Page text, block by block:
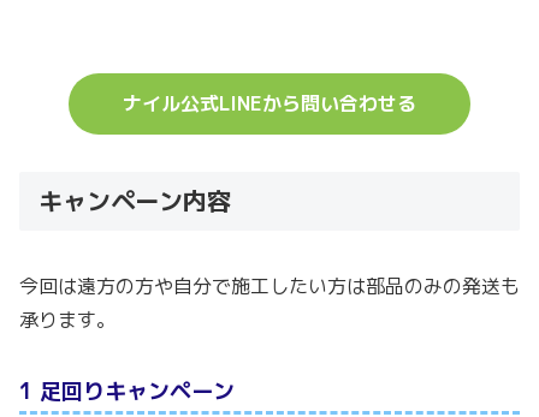
ナイル公式LINEから問い合わせる
キャンペーン内容
今回は遠方の方や自分で施工したい方は部品のみの発送も
承ります。
1 足回りキャンペーン